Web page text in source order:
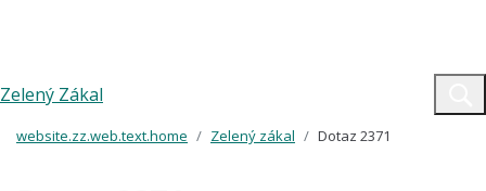
Zelený Zákal
website.zz.web.text.home Zelený zákal Dotaz 2371